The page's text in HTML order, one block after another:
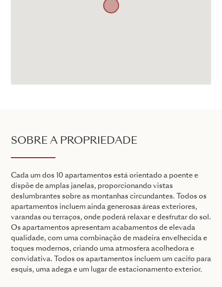
SOBRE A PROPRIEDADE
Cada um dos 10 apartamentos está orientado a poente e
dispõe de amplas janelas, proporcionando vistas
deslumbrantes sobre as montanhas circundantes. Todos os
apartamentos incluem ainda generosas áreas exteriores,
varandas ou terraços, onde poderá relaxar e desfrutar do sol.
Os apartamentos apresentam acabamentos de elevada
qualidade, com uma combinação de madeira envelhecida e
toques modernos, criando uma atmosfera acolhedora e
convidativa. Todos os apartamentos incluem um cacifo para
esquis, uma adega e um lugar de estacionamento exterior.